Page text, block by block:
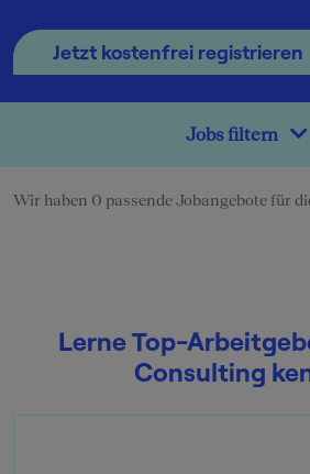
Jetzt kostenfrei registrieren
Jobs filtern
Wir haben 0 passende Jobangebote für
Lerne Top-
Consulting